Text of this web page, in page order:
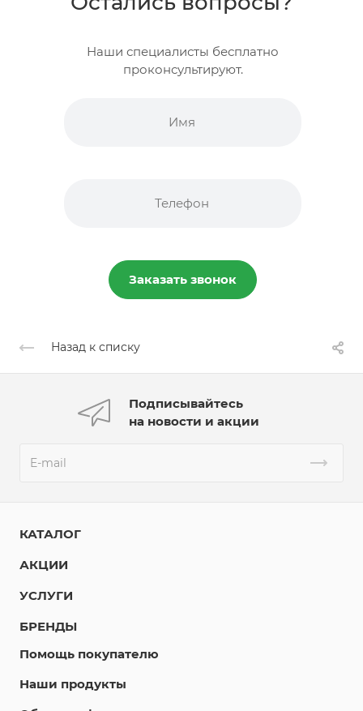
Наши специалисты бесплатно
проконсультируют.
Заказать звонок
Назад к списку
Подписывайтесь
на новости и акции
КАТАЛОГ
АКЦИИ
УСЛУГИ
БРЕНДЫ
Помощь покупателю
Наши продукты